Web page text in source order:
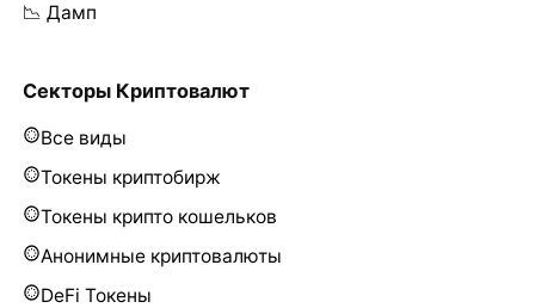
📉 Дамп
Секторы Криптовалют
Все виды
Токены криптобирж
Токены крипто кошельков
Анонимные криптовалюты
DeFi Токены